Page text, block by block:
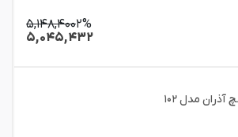
۵,۱۴۸,۴۰۰۲%
۵,۰۴۵,۴۳۲